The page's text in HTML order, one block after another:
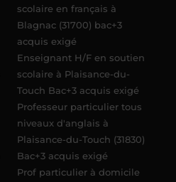
scolaire en français à
Blagnac (31700) bac+3
acquis exigé
Enseignant H/F en soutien
scolaire à Plaisance-du-
Touch Bac+3 acquis exigé
Professeur particulier tous
niveaux d'anglais à
Plaisance-du-Touch (31830)
Bac+3 acquis exigé
Prof particulier à domicile